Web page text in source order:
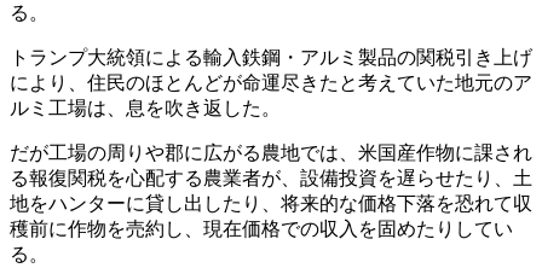
る。
トランプ大統領による輸入鉄鋼・アルミ製品の関税引き上げ
により、住民のほとんどが命運尽きたと考えていた地元のア
ルミ工場は、息を吹き返した。
だが工場の周りや郡に広がる農地では、米国産作物に課され
る報復関税を心配する農業者が、設備投資を遅らせたり、土
地をハンターに貸し出したり、将来的な価格下落を恐れて収
穫前に作物を売約し、現在価格での収入を固めたりしてい
る。